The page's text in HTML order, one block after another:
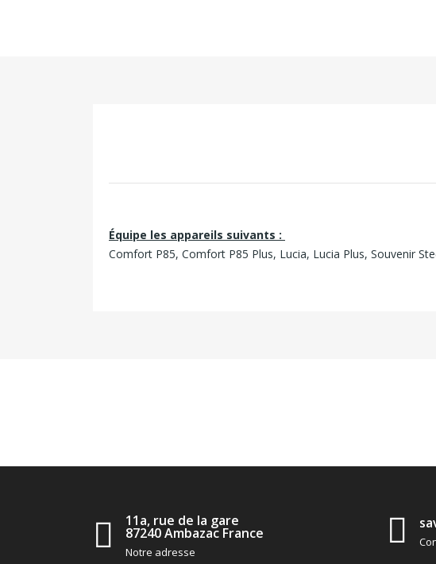
Équipe les appareils suivants :
Comfort P85, Comfort P85 Plus, Lucia, Lucia Plus, Souvenir
11a, rue de la gare
87240 Ambazac France
Notre adresse